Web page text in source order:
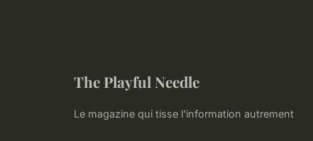
The Playful Needle
Le magazine qui tisse l'information autrement